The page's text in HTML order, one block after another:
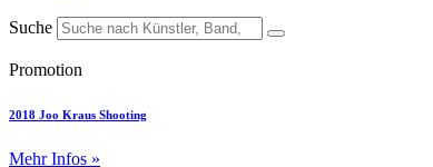
Suche
Promotion
2018 Joo Kraus Shooting
Mehr Infos »